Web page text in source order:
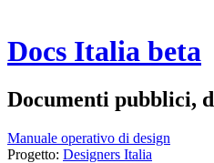
Docs Italia beta
Documenti pubblici,
Manuale operativo di design
Progetto: Designers Italia